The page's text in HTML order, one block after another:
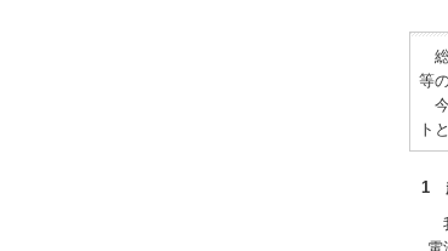
総
等
今
ト
1